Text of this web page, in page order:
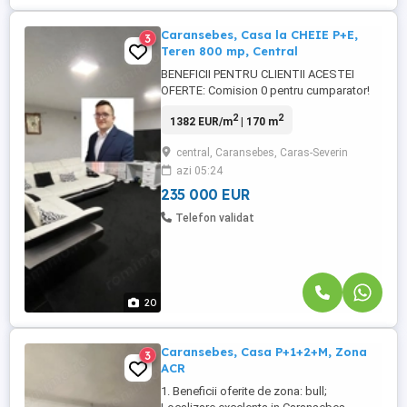
20
3
Caransebes, Casa la CHEIE P+E,
Teren 800 mp, Central
BENEFICII PENTRU CLIENTII ACESTEI
OFERTE: Comision 0 pentru cumparator!
si luminata, ideala pentru o familie!
proprietar cu un avans consistent sau
schimb cu un apartament plus diferenta! O
locuinta impecabila, construita ...
1382 EUR/m2| 170 m2
central, Caransebes, Caras-Severin
azi 05:24
235 000 EUR
Telefon validat
3
Caransebes, Casa P+1+2+M, Zona
ACR
1. Beneficii oferite de zona: bull;